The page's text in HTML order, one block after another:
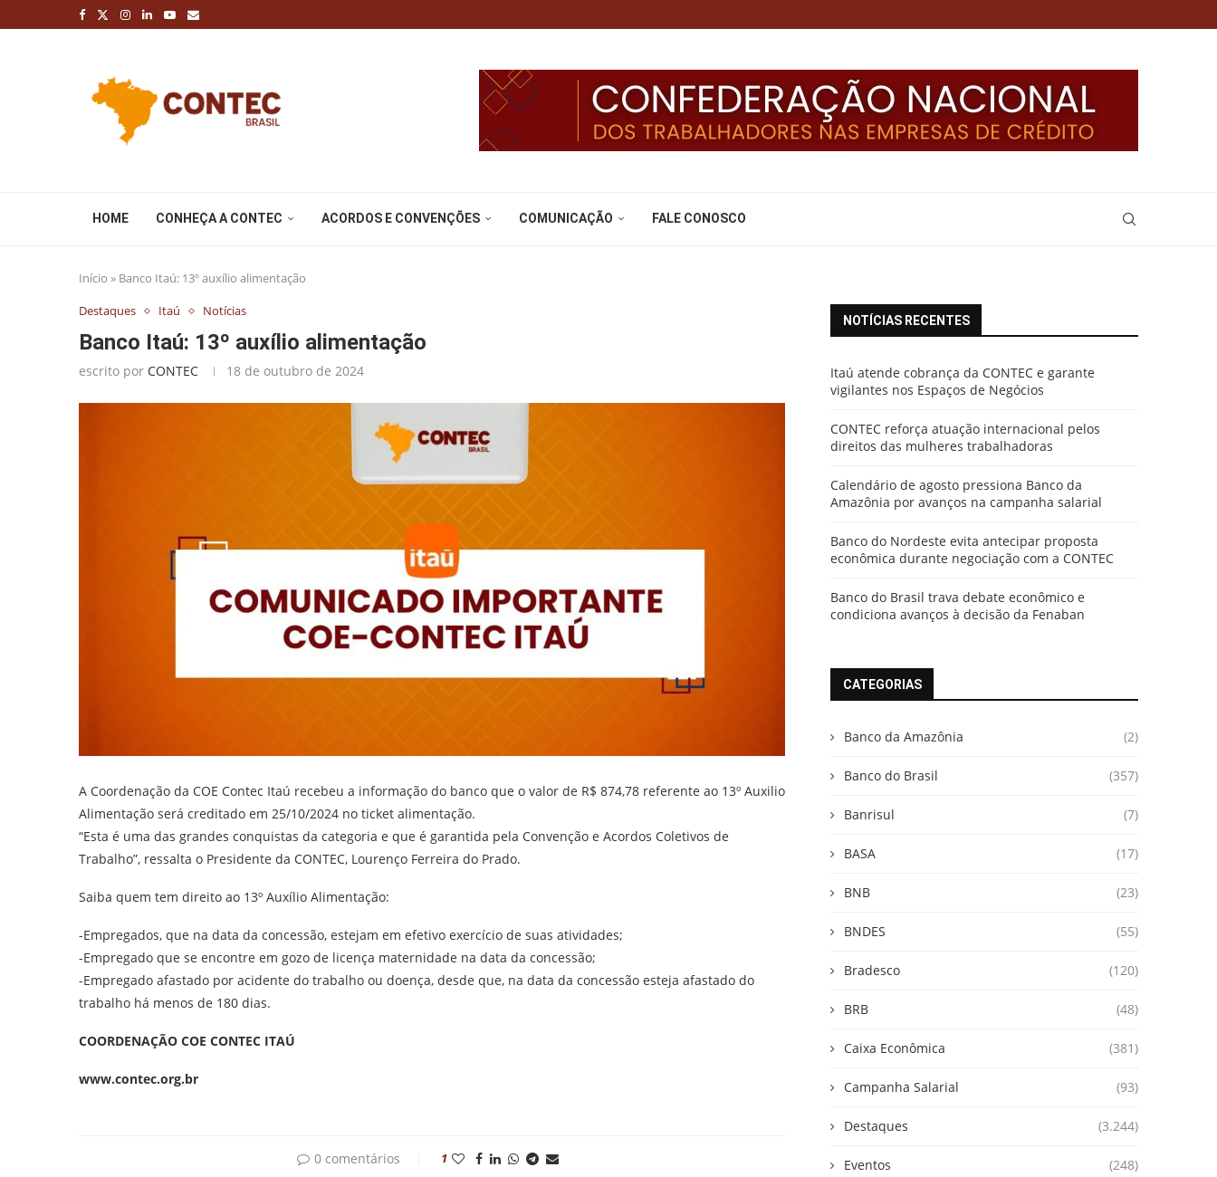
HOME CONHEÇA A CONTEC ACORDOS E CONVENÇÕES COMUNICAÇÃO FALE CONOSCO
Início » Banco Itaú: 13º auxílio alimentação
Destaques
Itaú Notícias
Banco Itaú: 13º auxílio alimentação
escrito por CONTEC 18 de outubro de 2024
A Coordenação da COE Contec Itaú recebeu a informação do banco que o valor de R$ 874,78 referente ao 13º Auxilio
Alimentação será creditado em 25/10/2024 no ticket alimentação.
“Esta é uma das grandes conquistas da categoria e que é garantida pela Convenção e Acordos Coletivos de
Trabalho”, ressalta o Presidente da CONTEC, Lourenço Ferreira do Prado.
Saiba quem tem direito ao 13º Auxílio Alimentação:
-Empregados, que na data da concessão, estejam em efetivo exercício de suas atividades;
-Empregado que se encontre em gozo de licença maternidade na data da concessão;
-Empregado afastado por acidente do trabalho ou doença, desde que, na data da concessão esteja afastado do
trabalho há menos de 180 dias.
COORDENAÇÃO COE CONTEC ITAÚ
www.contec.org.br
0 comentários 1
NOTÍCIAS RECENTES
Itaú atende cobrança da CONTEC e garante
vigilantes nos Espaços de Negócios
CONTEC reforça atuação internacional pelos
direitos das mulheres trabalhadoras
Calendário de agosto pressiona Banco da
Amazônia por avanços na campanha salarial
Banco do Nordeste evita antecipar proposta
econômica durante negociação com a CONTEC
Banco do Brasil trava debate econômico e
condiciona avanços à decisão da Fenaban
CATEGORIAS
Banco da Amazônia (2)
Banco do Brasil (357)
Banrisul (7)
BASA (17)
BNB (23)
BNDES (55)
Bradesco (120)
BRB (48)
Caixa Econômica (381)
Campanha Salarial (93)
Destaques (3.244)
Eventos (248)